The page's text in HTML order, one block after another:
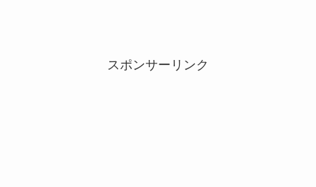
スポンサーリンク